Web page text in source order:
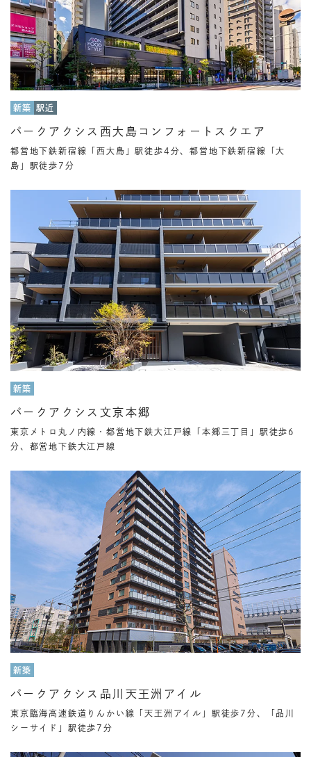
新築 駅近
パークアクシス西大島コンフォートスクエア
都営地下鉄新宿線「西大島」駅徒歩4分、都営地下鉄新宿線「大
島」駅徒歩7分
新築
パークアクシス文京本郷
東京メトロ丸ノ内線・都営地下鉄大江戸線「本郷三丁目」駅徒歩6
分、都営地下鉄大江戸線
新築
パークアクシス品川天王洲アイル
東京臨海高速鉄道りんかい線「天王洲アイル」駅徒歩7分、「品川
シーサイド」駅徒歩7分